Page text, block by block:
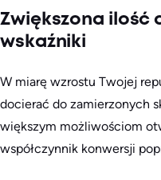
Zwiększona ilość
wskaźniki
W miarę wzrostu Twojej
docierać do zamierzonych
większym możliwościom
współczynnik konwersji